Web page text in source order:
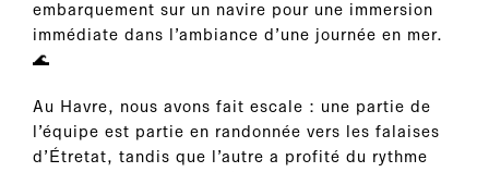
embarquement sur un navire pour une immersion
immédiate dans l’ambiance d’une journée en mer.
🌊
Au Havre, nous avons fait escale : une partie de
l’équipe est partie en randonnée vers les falaises
d’Étretat, tandis que l’autre a profité du rythme